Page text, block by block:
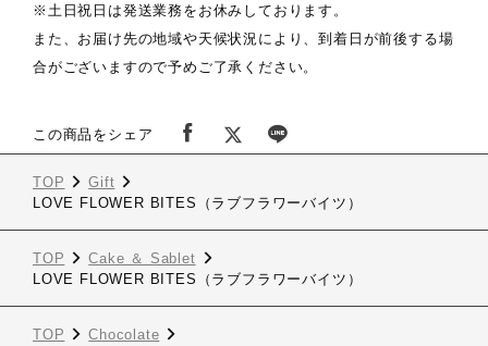
※土日祝日は発送業務をお休みしております。
また、お届け先の地域や天候状況により、到着日が前後する場
合がございますので予めご了承ください。
この商品をシェア
TOP
Gift
LOVE FLOWER BITES（ラブフラワーバイツ）
TOP
Cake ＆ Sablet
LOVE FLOWER BITES（ラブフラワーバイツ）
TOP
Chocolate